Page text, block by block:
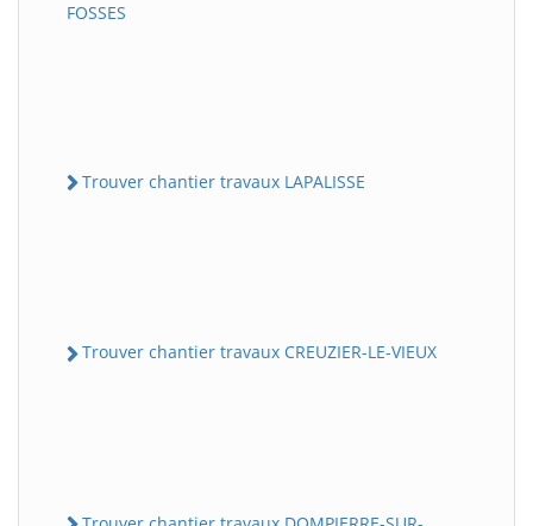
FOSSES
Trouver chantier travaux LAPALISSE
Trouver chantier travaux CREUZIER-LE-VIEUX